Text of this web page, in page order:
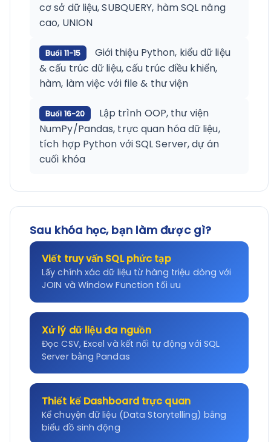
cơ sở dữ liệu, SUBQUERY, hàm SQL nâng
cao, UNION
Buổi 11-15
Giới thiệu Python, kiểu dữ liệu
& cấu trúc dữ liệu, cấu trúc điều khiển,
hàm, làm việc với file & thư viện
Buổi 16-20
Lập trình OOP, thư viện
NumPy/Pandas, trực quan hóa dữ liệu,
tích hợp Python với SQL Server, dự án
cuối khóa
Sau khóa học, bạn làm được gì?
Viết truy vấn SQL phức tạp
Lấy chính xác dữ liệu từ hàng triệu dòng với
JOIN và Window Function tối ưu
Xử lý dữ liệu đa nguồn
Đọc CSV, Excel và kết nối tự động với SQL
Server bằng Pandas
Thiết kế Dashboard trực quan
Kể chuyện dữ liệu (Data Storytelling) bằng
biểu đồ sinh động